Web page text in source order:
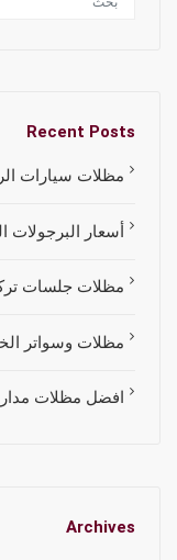
Recent Posts
مظلات سيارات
أسعار
مظلات جلسات
مظلات وسواتر الخرج
افضل مظلات
Archives